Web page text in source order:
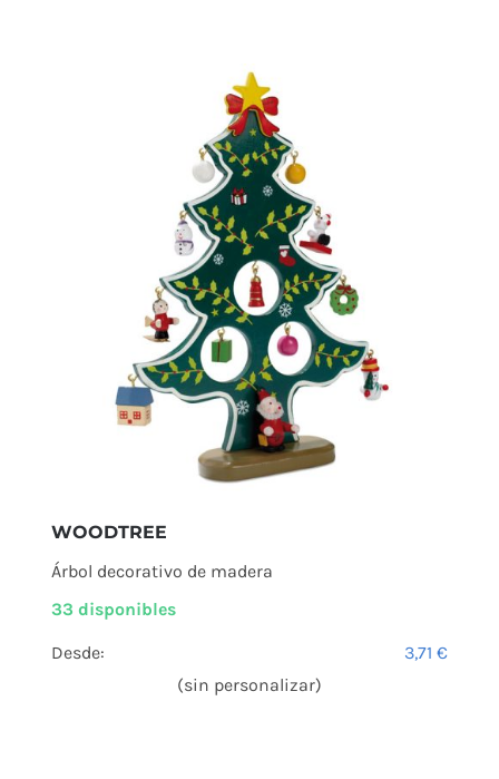
WOODTREE
Árbol decorativo de madera
33 disponibles
Desde: 3,71€
(sin personalizar)